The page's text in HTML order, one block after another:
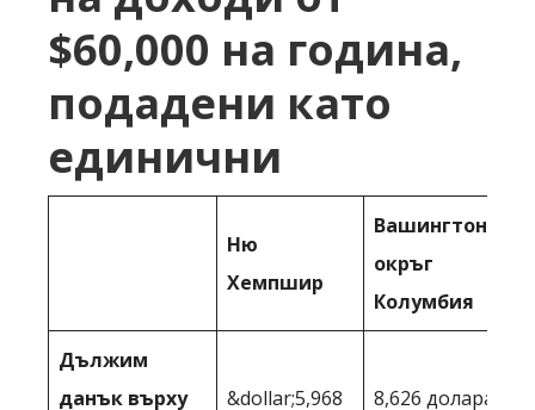
$60,000 на година,
подадени като
единични
Ню
Хемпшир
Вашингтон,
окръг
Колумбия
Дължим
данък върху
&dollar;5,968 8,626 долара